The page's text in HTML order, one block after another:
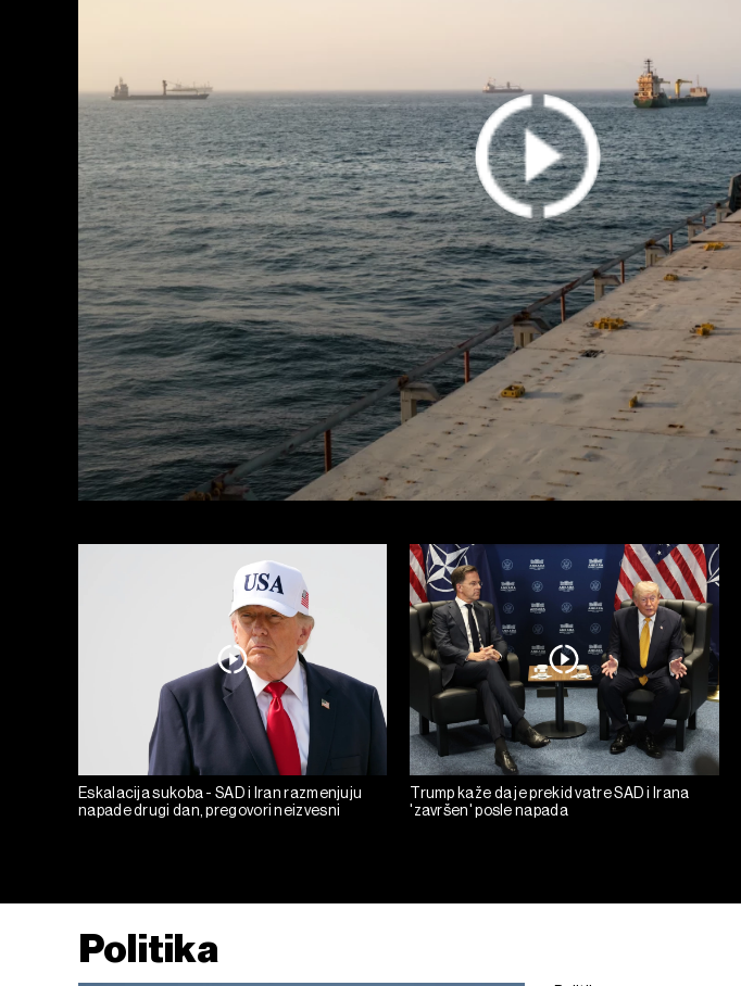
Eskalacija sukoba - SAD i Iran razmenjuju
napade drugi dan, pregovori neizvesni
Trump kaže da je prekid vatre SAD i Irana
'završen' posle napada
Politika